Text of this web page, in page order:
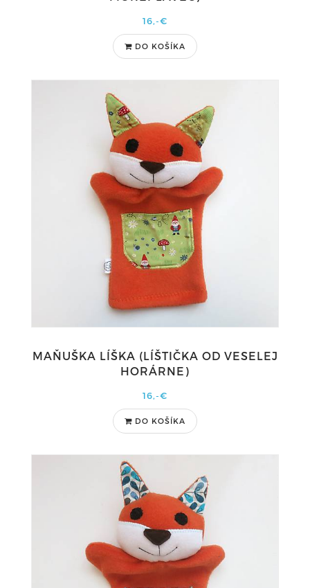
16,-€
DO KOŠÍKA
MAŇUŠKA LÍŠKA (LÍŠTIČKA OD VESELEJ
HORÁRNE)
16,-€
DO KOŠÍKA